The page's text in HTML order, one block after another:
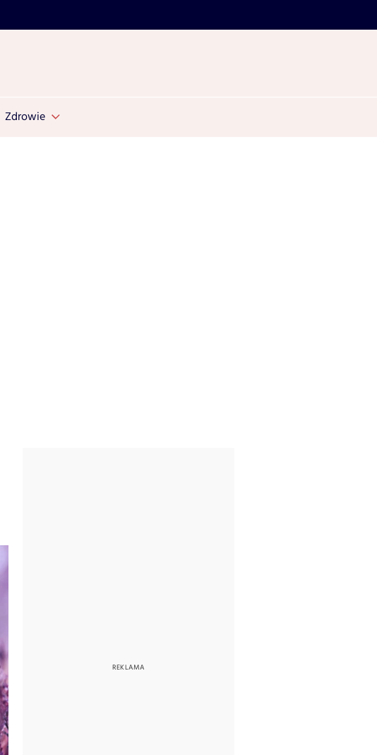
Zdrowie